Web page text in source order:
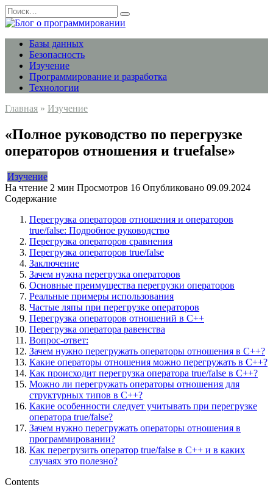
Перейти
к
содержанию
Search
for:
Базы данных
Безопасность
Изучение
Программирование и разработка
Технологии
Главная » Изучение
«Полное руководство по перегрузке
операторов отношения и truefalse»
Изучение
На чтение 2 мин Просмотров 16 Опубликовано 09.09.2024
Содержание
Перегрузка операторов отношения и операторов
true/false: Подробное руководство
Перегрузка операторов сравнения
Перегрузка операторов true/false
Заключение
Зачем нужна перегрузка операторов
Основные преимущества перегрузки операторов
Реальные примеры использования
Частые ляпы при перегрузке операторов
Перегрузка операторов отношений в C++
Перегрузка оператора равенства
Вопрос-ответ:
Зачем нужно перегружать операторы отношения в C++?
Какие операторы отношения можно перегружать в C++?
Как происходит перегрузка оператора true/false в C++?
Можно ли перегружать операторы отношения для
структурных типов в C++?
Какие особенности следует учитывать при перегрузке
оператора true/false?
Зачем нужно перегружать операторы отношения в
программировании?
Как перегрузить оператор true/false в C++ и в каких
случаях это полезно?
Contents